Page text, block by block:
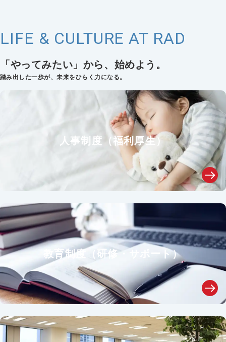
LIFE & CULTURE AT RAD
「やってみたい」から、始めよう。
踏み出した一歩が、未来をひらく力になる。
人事制度（福利厚生）
教育制度（研修・サポート）